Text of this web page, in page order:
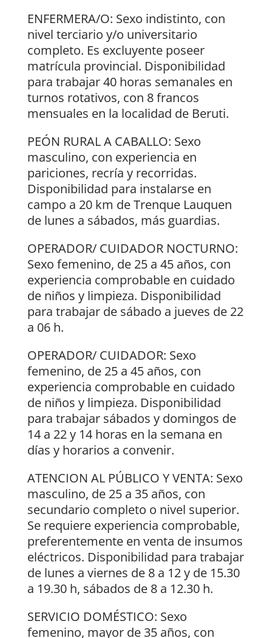
ENFERMERA/O: Sexo indistinto, con
nivel terciario y/o universitario
completo. Es excluyente poseer
matrícula provincial. Disponibilidad
para trabajar 40 horas semanales en
turnos rotativos, con 8 francos
mensuales en la localidad de Beruti.
PEÓN RURAL A CABALLO: Sexo
masculino, con experiencia en
pariciones, recría y recorridas.
Disponibilidad para instalarse en
campo a 20 km de Trenque Lauquen
de lunes a sábados, más guardias.
OPERADOR/ CUIDADOR NOCTURNO:
Sexo femenino, de 25 a 45 años, con
experiencia comprobable en cuidado
de niños y limpieza. Disponibilidad
para trabajar de sábado a jueves de 22
a 06 h.
OPERADOR/ CUIDADOR: Sexo
femenino, de 25 a 45 años, con
experiencia comprobable en cuidado
de niños y limpieza. Disponibilidad
para trabajar sábados y domingos de
14 a 22 y 14 horas en la semana en
días y horarios a convenir.
ATENCION AL PÚBLICO Y VENTA: Sexo
masculino, de 25 a 35 años, con
secundario completo o nivel superior.
Se requiere experiencia comprobable,
preferentemente en venta de insumos
eléctricos. Disponibilidad para trabajar
de lunes a viernes de 8 a 12 y de 15.30
a 19.30 h, sábados de 8 a 12.30 h.
SERVICIO DOMÉSTICO: Sexo
femenino, mayor de 35 años, con